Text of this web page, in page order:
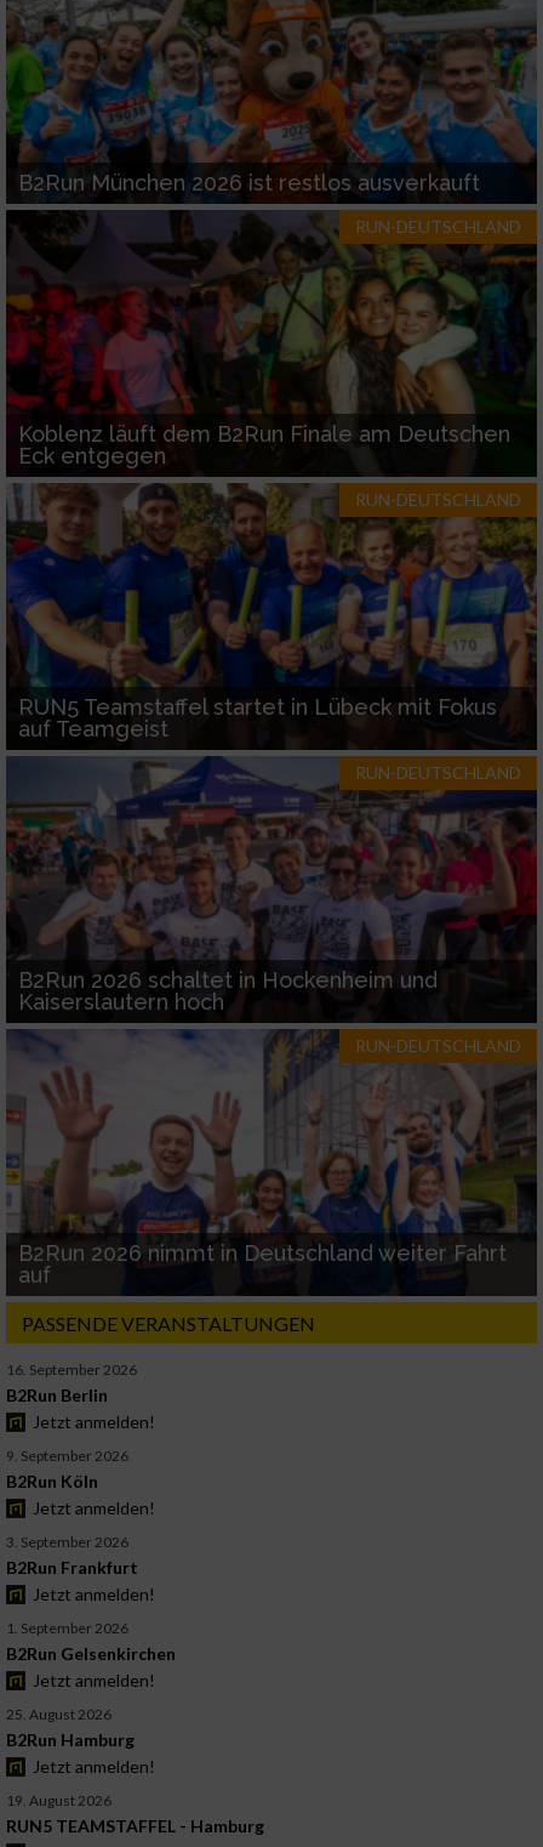
B2Run München 2026 ist restlos ausverkauft
RUN-DEUTSCHLAND
Koblenz läuft dem B2Run Finale am Deutschen
Eck entgegen
RUN-DEUTSCHLAND
RUN5 Teamstaffel startet in Lübeck mit Fokus
auf Teamgeist
RUN-DEUTSCHLAND
B2Run 2026 schaltet in Hockenheim und
Kaiserslautern hoch
RUN-DEUTSCHLAND
B2Run 2026 nimmt in Deutschland weiter Fahrt
auf
PASSENDE VERANSTALTUNGEN
16. September 2026
B2Run Berlin
Jetzt anmelden!
9. September 2026
B2Run Köln
Jetzt anmelden!
3. September 2026
B2Run Frankfurt
Jetzt anmelden!
1. September 2026
B2Run Gelsenkirchen
Jetzt anmelden!
25. August 2026
B2Run Hamburg
Jetzt anmelden!
19. August 2026
RUN5 TEAMSTAFFEL - Hamburg